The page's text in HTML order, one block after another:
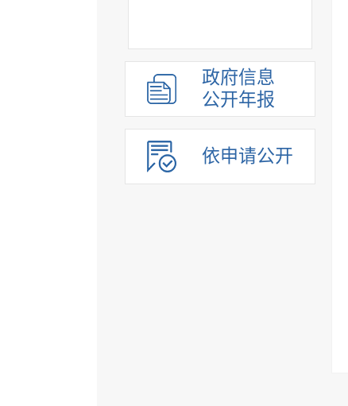
政府信息
公开年报
依申请公开